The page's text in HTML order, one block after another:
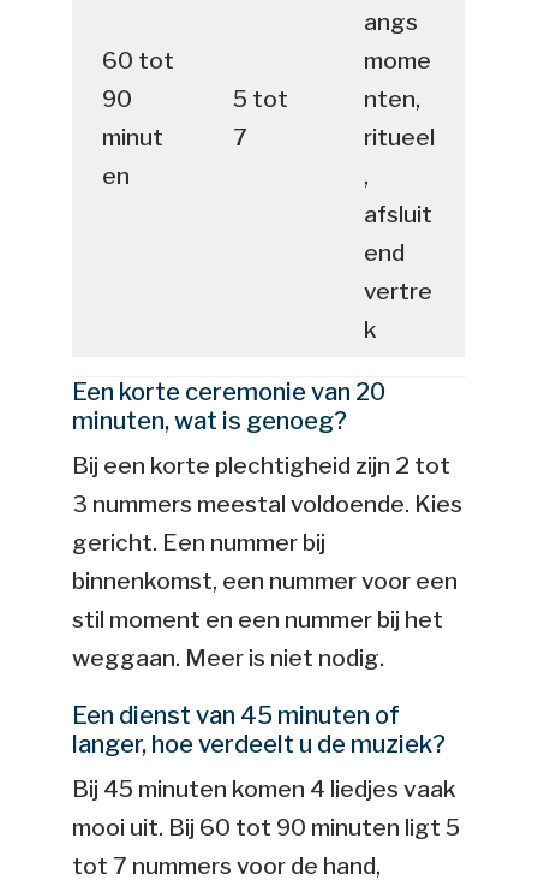
60 tot
90
minut
en
5 tot
7
angs
mome
nten,
ritueel
,
afsluit
end
vertre
k
Een korte ceremonie van 20
minuten, wat is genoeg?
Bij een korte plechtigheid zijn 2 tot
3 nummers meestal voldoende. Kies
gericht. Een nummer bij
binnenkomst, een nummer voor een
stil moment en een nummer bij het
weggaan. Meer is niet nodig.
Een dienst van 45 minuten of
langer, hoe verdeelt u de muziek?
Bij 45 minuten komen 4 liedjes vaak
mooi uit. Bij 60 tot 90 minuten ligt 5
tot 7 nummers voor de hand,